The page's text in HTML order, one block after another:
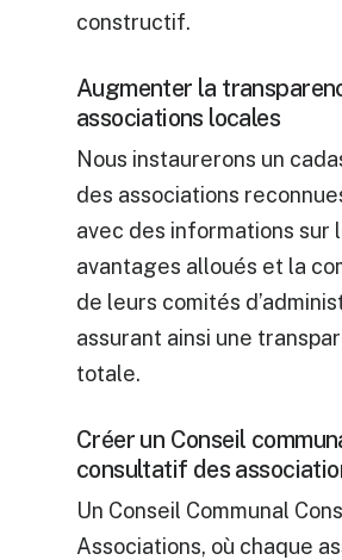
constructif.
Augmenter la
associations locales
Nous instaurerons un
des associations
avec des informations sur
avantages alloués et la
de leurs comités
assurant ainsi une
totale.
Créer un Conseil
consultatif des
Un Conseil Communal
Associations, où chaque